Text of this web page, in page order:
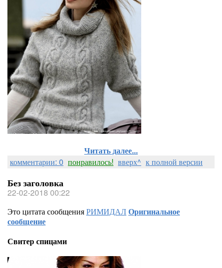
Читать далее...
комментарии: 0 понравилось! вверх^ к полной версии
Без заголовка
22-02-2018 00:22
Это цитата сообщенияРИМИДАЛОригинальное
сообщение
Свитер спицами